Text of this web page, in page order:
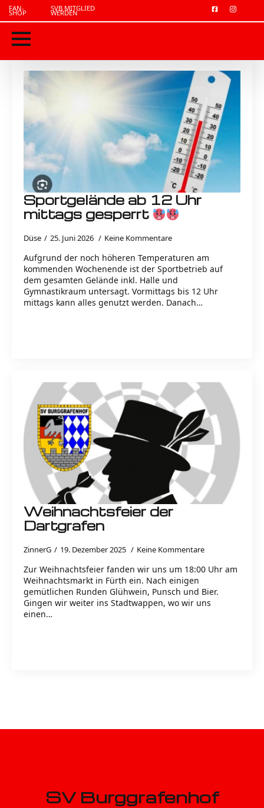
FAN-
SHOP
SVB MITGLIED
WERDEN
Sportgelände ab 12 Uhr
mittags gesperrt
Düse 25. Juni 2026 Keine Kommentare
Aufgrund der noch höheren Temperaturen am
kommenden Wochenende ist der Sportbetrieb auf
dem gesamten Gelände inkl. Halle und
Gymnastikraum untersagt. Vormittags bis 12 Uhr
mittags kann alles genutzt werden. Danach…
Weihnachtsfeier der
Dartgrafen
ZinnerG 19. Dezember 2025 Keine Kommentare
Zur Weihnachtsfeier fanden wir uns um 18:00 Uhr am
Weihnachtsmarkt in Fürth ein. Nach einigen
gemütlichen Runden Glühwein, Punsch und Bier.
Gingen wir weiter ins Stadtwappen, wo wir uns
einen…
SV Burggrafenhof